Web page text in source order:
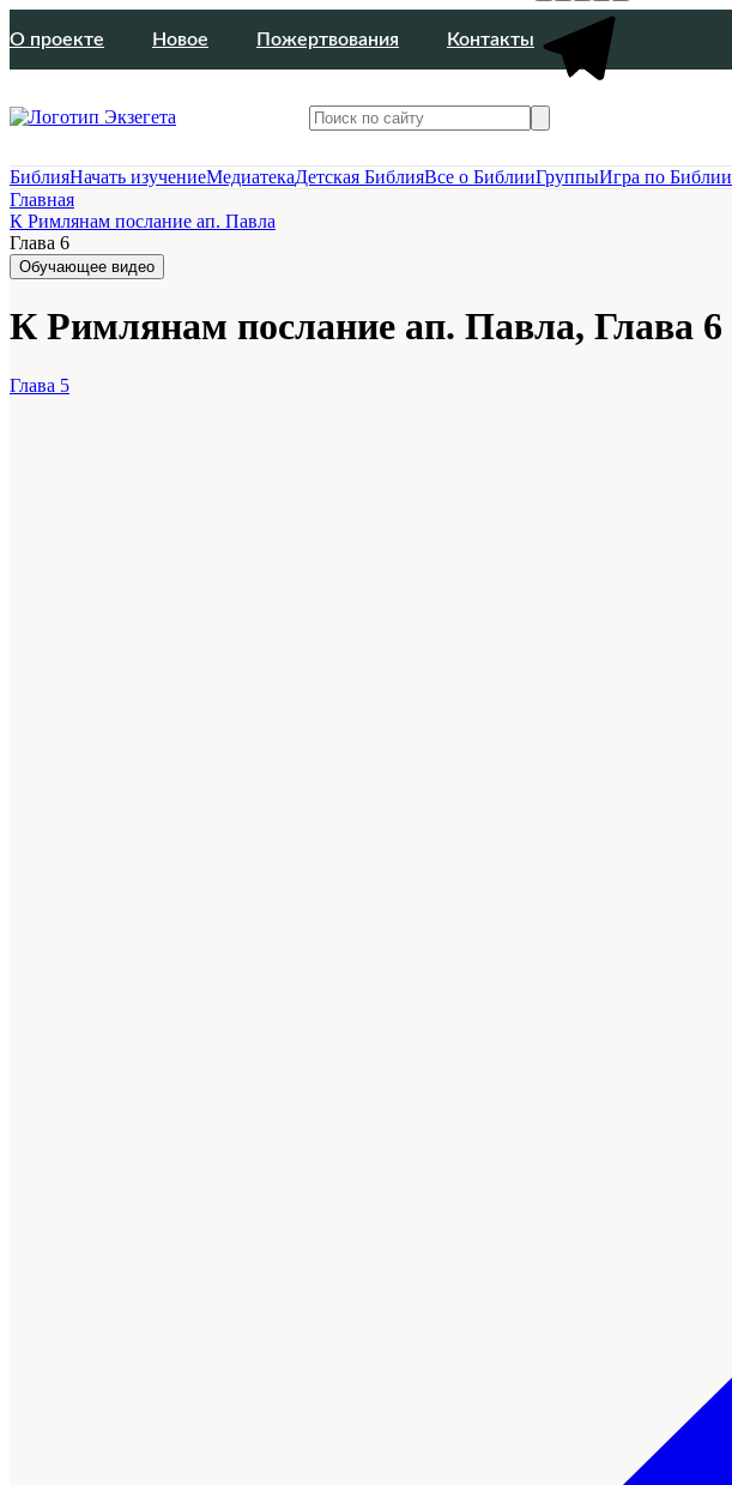
О проекте Новое Пожертвования Контакты
БиблияНачать изучениеМедиатекаДетская БиблияВсе о БиблииГруппыИгра по Библии
Главная
К Римлянам послание ап. Павла
Глава 6
Обучающее видео
К Римлянам послание ап. Павла, Глава 6
Глава 5